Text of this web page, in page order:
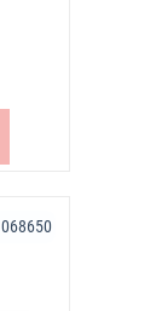
068650